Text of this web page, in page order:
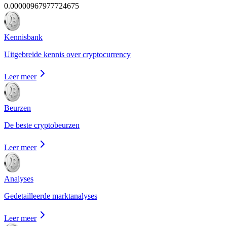
0.00000967977724675
Kennisbank
Uitgebreide kennis over cryptocurrency
Leer meer
Beurzen
De beste cryptobeurzen
Leer meer
Analyses
Gedetailleerde marktanalyses
Leer meer